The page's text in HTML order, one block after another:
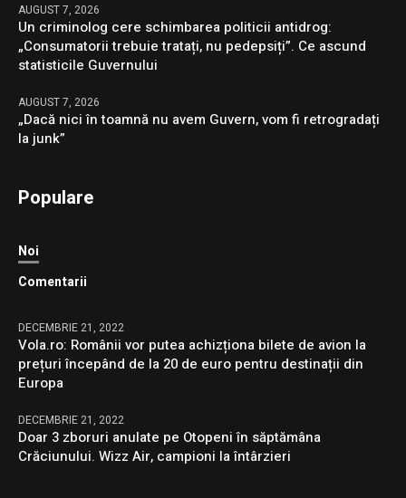
AUGUST 7, 2026
Un criminolog cere schimbarea politicii antidrog:
„Consumatorii trebuie tratați, nu pedepsiți”. Ce ascund
statisticile Guvernului
AUGUST 7, 2026
„Dacă nici în toamnă nu avem Guvern, vom fi retrogradați
la junk”
Populare
Noi
Comentarii
DECEMBRIE 21, 2022
Vola.ro: Românii vor putea achizționa bilete de avion la
prețuri începând de la 20 de euro pentru destinații din
Europa
DECEMBRIE 21, 2022
Doar 3 zboruri anulate pe Otopeni în săptămâna
Crăciunului. Wizz Air, campioni la întârzieri